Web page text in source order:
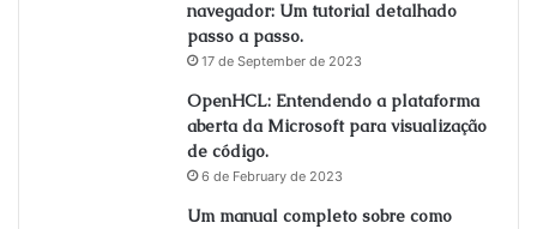
navegador: Um tutorial detalhado
passo a passo.
17 de September de 2023
OpenHCL: Entendendo a plataforma
aberta da Microsoft para visualização
de código.
6 de February de 2023
Um manual completo sobre como